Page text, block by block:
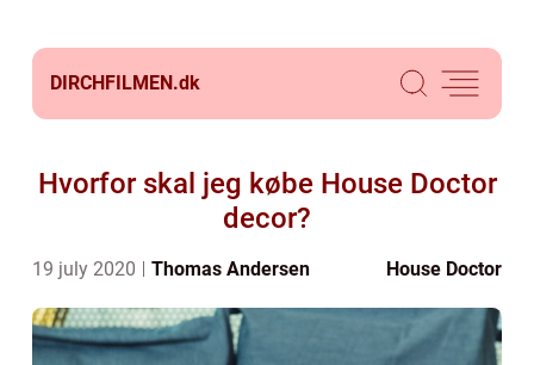
DIRCHFILMEN.dk
Hvorfor skal jeg købe House Doctor
decor?
19 july 2020 Thomas Andersen House Doctor